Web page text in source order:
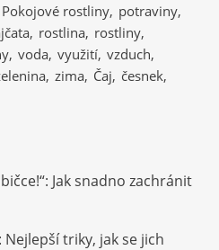
Pokojové rostliny potraviny
rostlina rostliny
voda využití vzduch
zima Čaj česnek
Jak snadno zachránit
triky, jak se jich